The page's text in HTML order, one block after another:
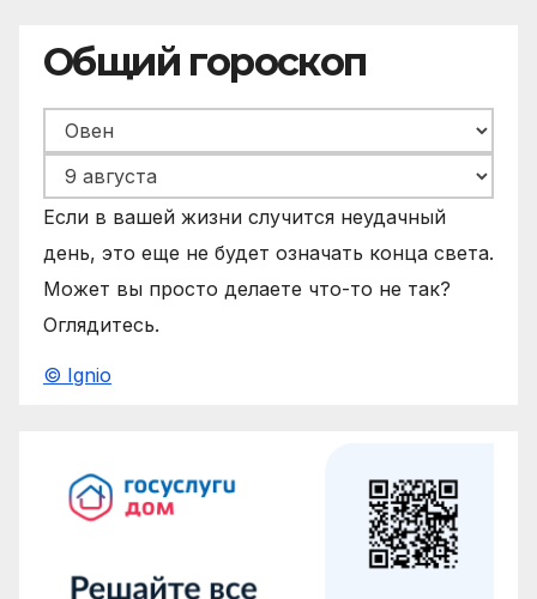
Общий гороскоп
Если в вашей жизни случится неудачный
день, это еще не будет означать конца света.
Может вы просто делаете что-то не так?
Оглядитесь.
© Ignio